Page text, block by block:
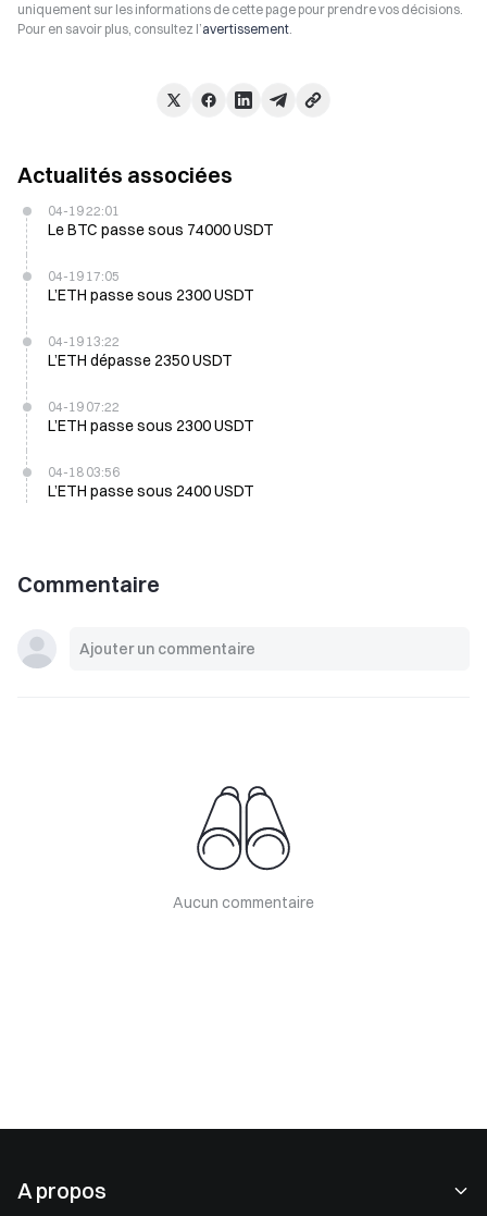
uniquement sur les informations de cette page pour prendre vos décisions.
Pour en savoir plus, consultez l’avertissement.
Actualités associées
04-19 22:01
Le BTC passe sous 74000 USDT
04-19 17:05
L’ETH passe sous 2300 USDT
04-19 13:22
L’ETH dépasse 2350 USDT
04-19 07:22
L’ETH passe sous 2300 USDT
04-18 03:56
L’ETH passe sous 2400 USDT
Commentaire
Aucun commentaire
A propos